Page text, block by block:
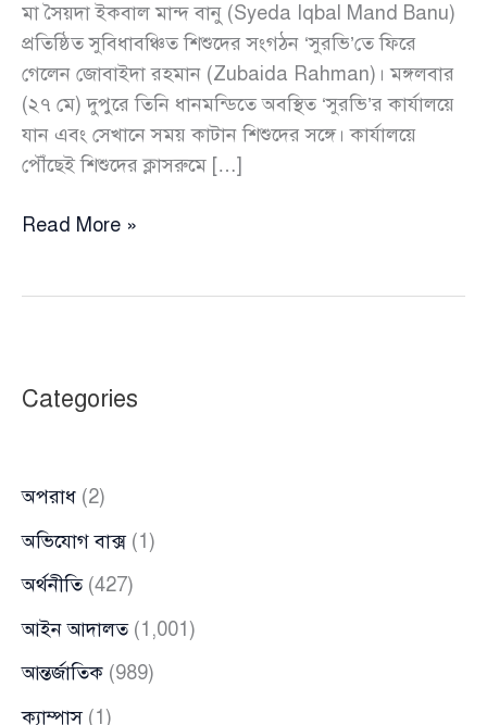
মা সৈয়দা ইকবাল মান্দ বানু (Syeda Iqbal Mand Banu)
প্রতিষ্ঠিত সুবিধাবঞ্চিত শিশুদের সংগঠন ‘সুরভি’তে ফিরে
গেলেন জোবাইদা রহমান (Zubaida Rahman)। মঙ্গলবার
(২৭ মে) দুপুরে তিনি ধানমন্ডিতে অবস্থিত ‘সুরভি’র কার্যালয়ে
যান এবং সেখানে সময় কাটান শিশুদের সঙ্গে। কার্যালয়ে
পৌঁছেই শিশুদের ক্লাসরুমে […]
মায়ের
Read More »
Categories
অপরাধ (2)
অভিযোগ বাক্স(1)
অর্থনীতি(427)
আইন আদালত(1,001)
আন্তর্জাতিক (989)
ক্যাম্পাস(1)